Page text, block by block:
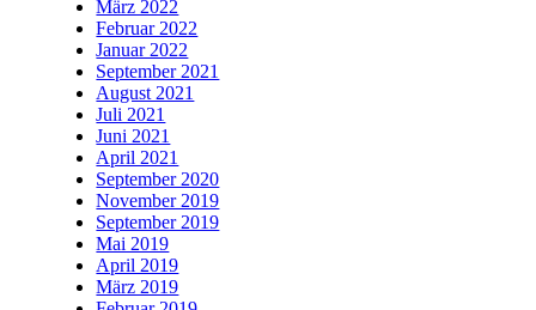
März 2022
Februar 2022
Januar 2022
September 2021
August 2021
Juli 2021
Juni 2021
April 2021
September 2020
November 2019
September 2019
Mai 2019
April 2019
März 2019